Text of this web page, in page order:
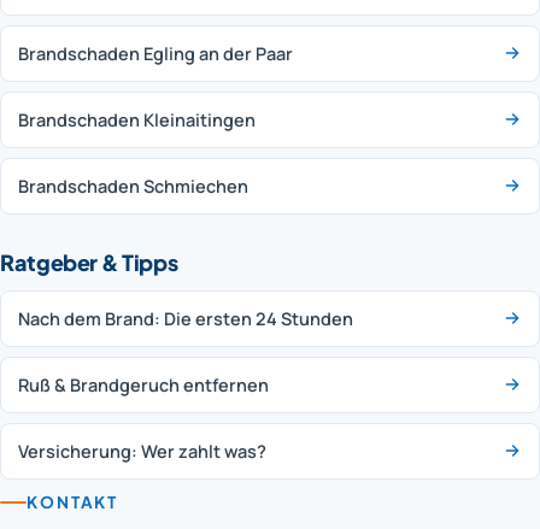
Brandschaden Egling an der Paar
Brandschaden Kleinaitingen
Brandschaden Schmiechen
Ratgeber & Tipps
Nach dem Brand: Die ersten 24 Stunden
Ruß & Brandgeruch entfernen
Versicherung: Wer zahlt was?
KONTAKT